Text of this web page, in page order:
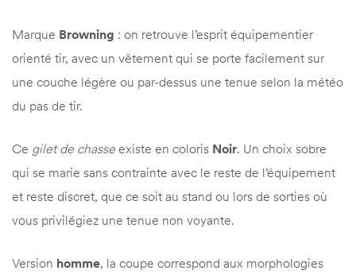
Marque Browning : on retrouve l’esprit équipementier
orienté tir, avec un vêtement qui se porte facilement sur
une couche légère ou par-dessus une tenue selon la météo
du pas de tir.
Ce gilet de chasse existe en coloris Noir. Un choix sobre
qui se marie sans contrainte avec le reste de l’équipement
et reste discret, que ce soit au stand ou lors de sorties où
vous privilégiez une tenue non voyante.
Version homme, la coupe correspond aux morphologies